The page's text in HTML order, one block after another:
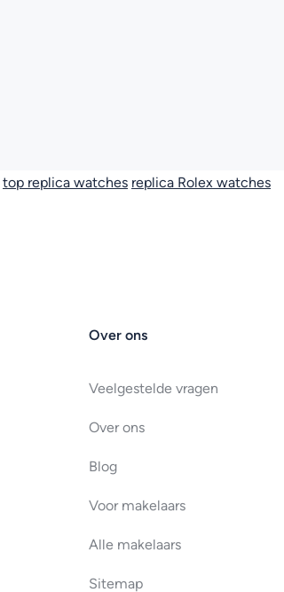
top replica watches replica Rolex watches
Over ons
Veelgestelde vragen
Over ons
Blog
Voor makelaars
Alle makelaars
Sitemap